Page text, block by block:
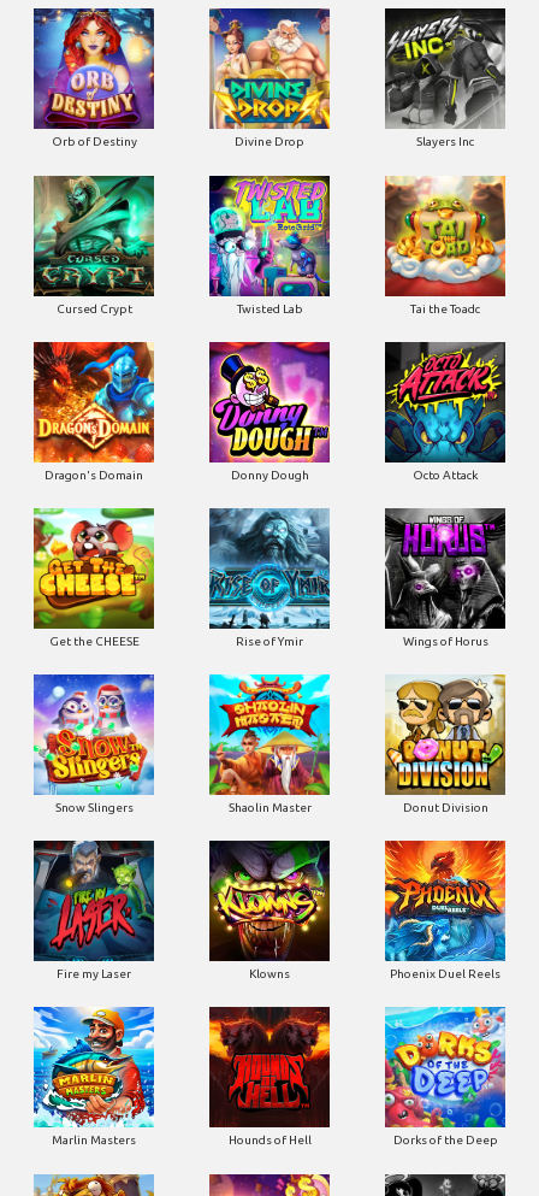
Orb of Destiny Divine Drop Slayers Inc
Cursed Crypt Twisted Lab Tai the Toadc
Dragon's Domain Donny Dough Octo Attack
Get the CHEESE Rise of Ymir Wings of Horus
Snow Slingers Shaolin Master Donut Division
Fire my Laser Klowns Phoenix Duel Reels
Marlin Masters Hounds of Hell Dorks of the Deep